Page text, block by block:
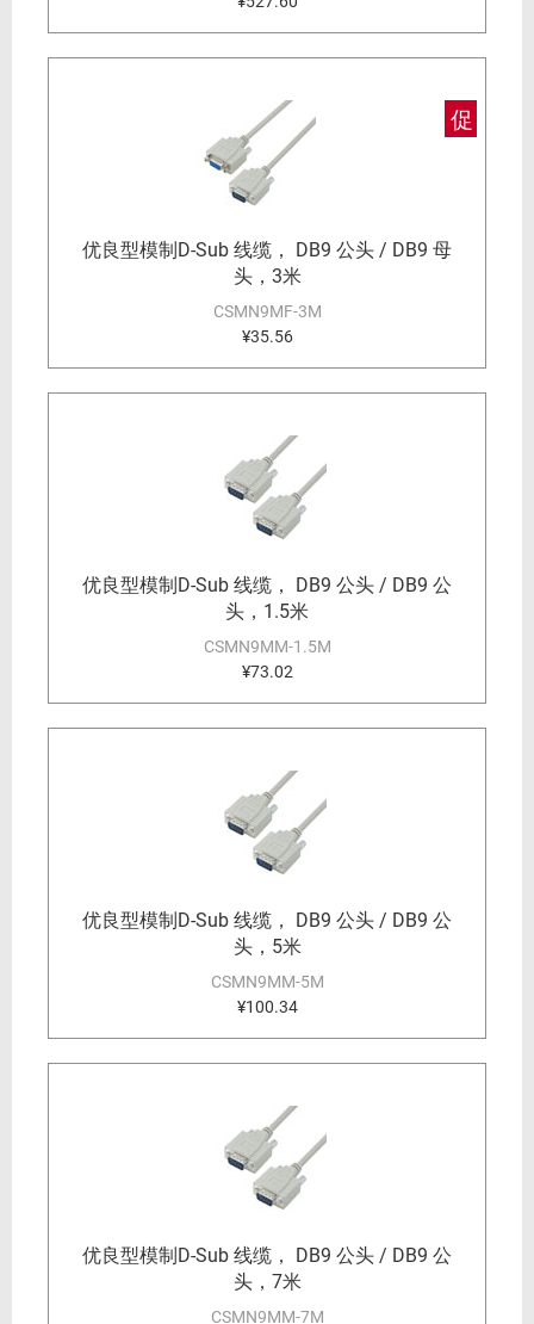
促
优良型模制D-Sub 线缆， DB9 公头 / DB9 母
头，3米
CSMN9MF-3M
¥35.56
优良型模制D-Sub 线缆， DB9 公头 / DB9 公
头，1.5米
CSMN9MM-1.5M
¥73.02
优良型模制D-Sub 线缆， DB9 公头 / DB9 公
头，5米
CSMN9MM-5M
¥100.34
优良型模制D-Sub 线缆， DB9 公头 / DB9 公
头，7米
CSMN9MM-7M